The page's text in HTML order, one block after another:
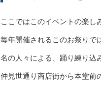
ここではこのイベントの楽し
毎年開催されるこのお祭りで
名の人々による、踊り練り込
仲見世通り商店街から本堂前